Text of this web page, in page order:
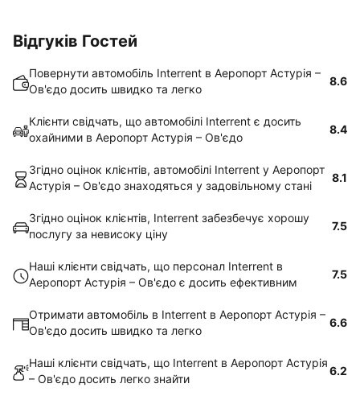
Відгуків Гостей
Повернути автомобіль Interrent в Аеропорт Астурія –
Ов'єдо досить швидко та легко
8.6
Клієнти свідчать, що автомобілі Interrent є досить
охайними в Аеропорт Астурія – Ов'єдо
8.4
Згідно оцінок клієнтів, автомобілі Interrent у Аеропорт
Астурія – Ов'єдо знаходяться у задовільному стані
8.1
Згідно оцінок клієнтів, Interrent забезбечує хорошу
послугу за невисоку ціну
7.5
Наші клієнти свідчать, що персонал Interrent в
Аеропорт Астурія – Ов'єдо є досить ефективним
7.5
Отримати автомобіль в Interrent в Аеропорт Астурія –
Ов'єдо досить швидко та легко
6.6
Наші клієнти свідчать, що Interrent в Аеропорт Астурія
– Ов'єдо досить легко знайти
6.2